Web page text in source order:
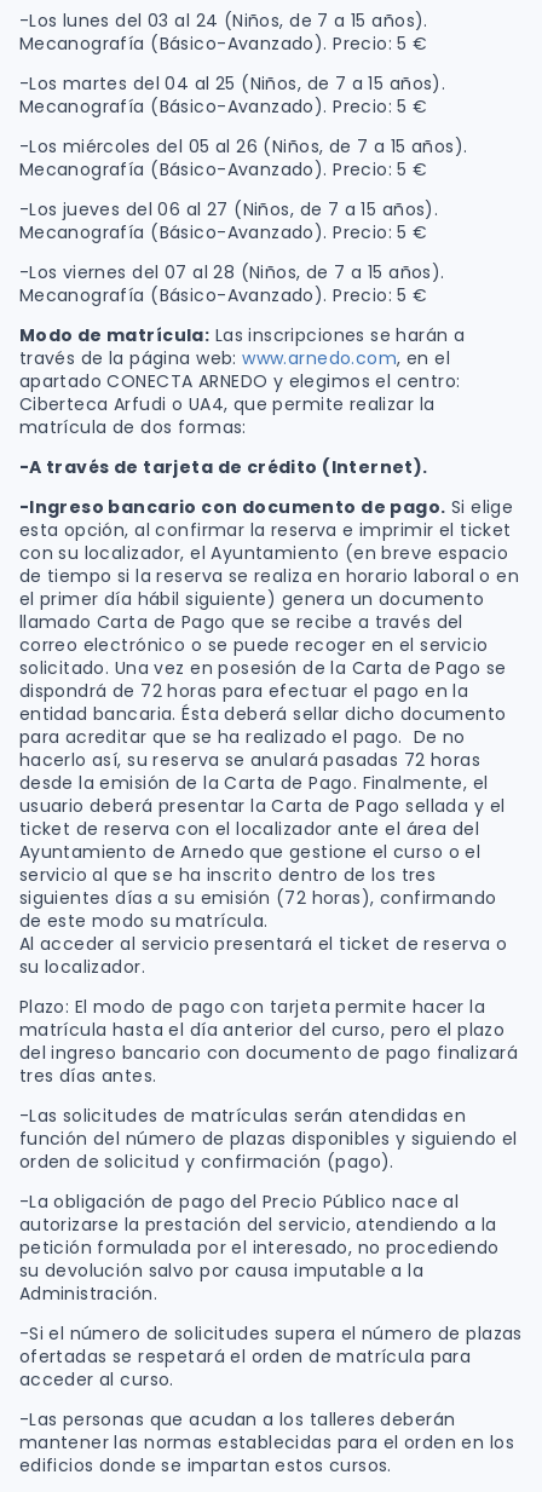
-Los lunes del 03 al 24 (Niños, de 7 a 15 años).
Mecanografía (Básico-Avanzado). Precio: 5 €
-Los martes del 04 al 25 (Niños, de 7 a 15 años).
Mecanografía (Básico-Avanzado). Precio: 5 €
-Los miércoles del 05 al 26 (Niños, de 7 a 15 años).
Mecanografía (Básico-Avanzado). Precio: 5 €
-Los jueves del 06 al 27 (Niños, de 7 a 15 años).
Mecanografía (Básico-Avanzado). Precio: 5 €
-Los viernes del 07 al 28 (Niños, de 7 a 15 años).
Mecanografía (Básico-Avanzado). Precio: 5 €
Modo de matrícula: Las inscripciones se harán a
través de la página web:www.arnedo.com, en el
apartado CONECTA ARNEDO y elegimos el centro:
Ciberteca Arfudi o UA4, que permite realizar la
matrícula de dos formas:
-A través de tarjeta de crédito (Internet).
-Ingreso bancario con documento de pago. Si elige
esta opción, al confirmar la reserva e imprimir el ticket
con su localizador, el Ayuntamiento (en breve espacio
de tiempo si la reserva se realiza en horario laboral o en
el primer día hábil siguiente) genera un documento
llamado Carta de Pago que se recibe a través del
correo electrónico o se puede recoger en el servicio
solicitado. Una vez en posesión de la Carta de Pago se
dispondrá de 72 horas para efectuar el pago en la
entidad bancaria. Ésta deberá sellar dicho documento
para acreditar que se ha realizado el pago. De no
hacerlo así, su reserva se anulará pasadas 72 horas
desde la emisión de la Carta de Pago. Finalmente, el
usuario deberá presentar la Carta de Pago sellada y el
ticket de reserva con el localizador ante el área del
Ayuntamiento de Arnedo que gestione el curso o el
servicio al que se ha inscrito dentro de los tres
siguientes días a su emisión (72 horas), confirmando
de este modo su matrícula.
Al acceder al servicio presentará el ticket de reserva o
su localizador.
Plazo: El modo de pago con tarjeta permite hacer la
matrícula hasta el día anterior del curso, pero el plazo
del ingreso bancario con documento de pago finalizará
tres días antes.
-Las solicitudes de matrículas serán atendidas en
función del número de plazas disponibles y siguiendo el
orden de solicitud y confirmación (pago).
-La obligación de pago del Precio Público nace al
autorizarse la prestación del servicio, atendiendo a la
petición formulada por el interesado, no procediendo
su devolución salvo por causa imputable a la
Administración.
-Si el número de solicitudes supera el número de plazas
ofertadas se respetará el orden de matrícula para
acceder al curso.
-Las personas que acudan a los talleres deberán
mantener las normas establecidas para el orden en los
edificios donde se impartan estos cursos.